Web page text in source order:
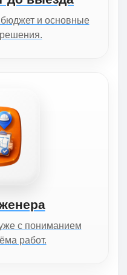
и основные
с пониманием
работ.